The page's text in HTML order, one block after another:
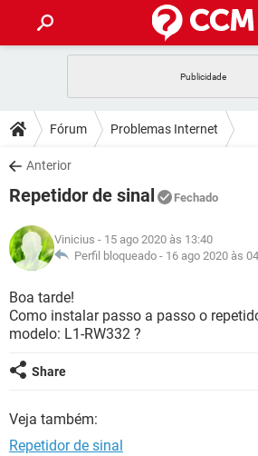
CELULAR
OUTLOOK
INSTAGRAM GMAIL
GUIA DE COMPRAS
DICAS
JOGOS
INSTAGRAM
GUIA DE COMPRAS
DOWNLOADS
JOGOS
CELULAR
OUTLOOK EXCEL
INSTAGRAM
GUIA DE COMPRAS
FÓRUM
JOGOS
CELULAR
OUTLOOK
INSTAGRAM
GUIA DE COMPRAS
GLOSSÁRIO
CELULAR
INSTAGRAM
GUIA DE COMPRAS
Fórum Problemas Internet
Anterior
Repetidor de sinal Fechado
Vinicius - 15 ago 2020 às 13:40
Perfil bloqueado - 16 ago 2020 às
Boa tarde!
Como instalar passo a passo o
modelo: L1-RW332 ?
Share
Veja também:
Repetidor de sinal